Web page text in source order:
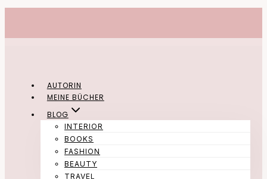
springen
AUTORIN
MEINE BÜCHER
BLOG
INTERIOR
BOOKS
FASHION
BEAUTY
TRAVEL